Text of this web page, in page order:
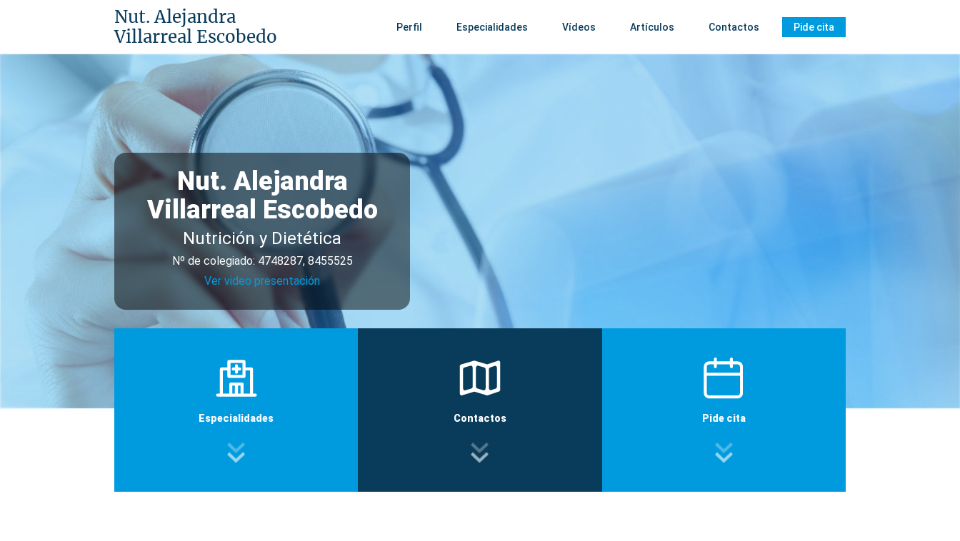
Nut. Alejandra
Villarreal Escobedo
Perfil Especialidades Vídeos Artículos Contactos Pide cita
Nut. Alejandra
Villarreal Escobedo
Nutrición y Dietética
Nº de colegiado: 4748287, 8455525
Ver video presentación
Especialidades Contactos Pide cita